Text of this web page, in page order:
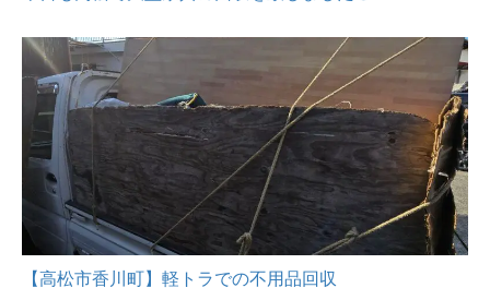
【高松市香川町】軽トラでの不用品回収